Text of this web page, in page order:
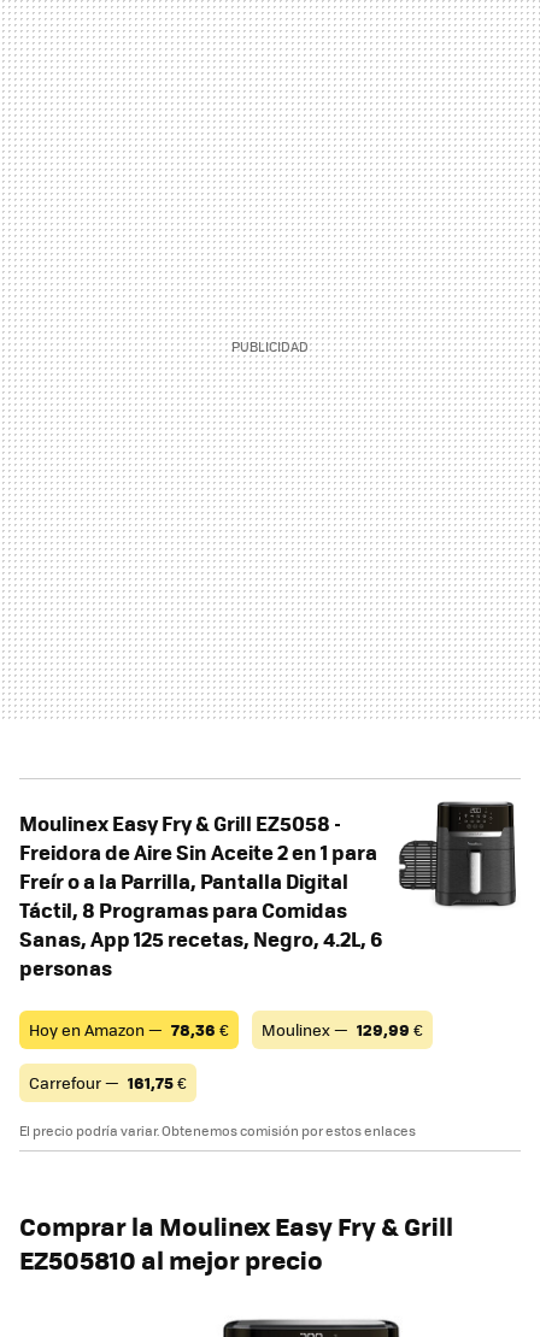
Moulinex Easy Fry & Grill EZ5058 -
Freidora de Aire Sin Aceite 2 en 1 para
Freír o a la Parrilla, Pantalla Digital
Táctil, 8 Programas para Comidas
Sanas, App 125 recetas, Negro, 4.2L, 6
personas
Hoy en Amazon — 78,36 € Moulinex — 129,99 €
Carrefour — 161,75€
El precio podría variar. Obtenemos comisión por estos enlaces
Comprar la Moulinex Easy Fry & Grill
EZ505810 al mejor precio